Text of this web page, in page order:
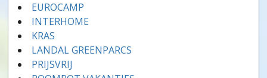
EUROCAMP
INTERHOME
KRAS
LANDAL GREENPARCS
PRIJSVRIJ